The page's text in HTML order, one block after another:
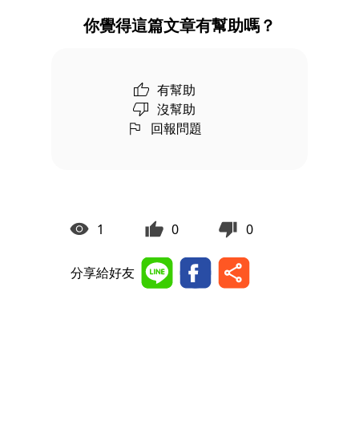
你覺得這篇文章有幫助嗎？
有幫助
沒幫助
回報問題
1 0 0
分享給好友